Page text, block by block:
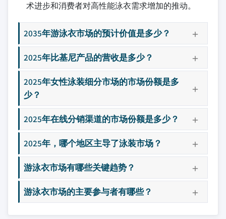
术进步和消费者对高性能泳衣需求增加的推动。
2035年游泳衣市场的预计价值是多少？
2025年比基尼产品的营收是多少？
2025年女性泳装细分市场的市场份额是多
少？
2025年在线分销渠道的市场份额是多少？
2025年，哪个地区主导了泳装市场？
游泳衣市场有哪些关键趋势？
游泳衣市场的主要参与者有哪些？